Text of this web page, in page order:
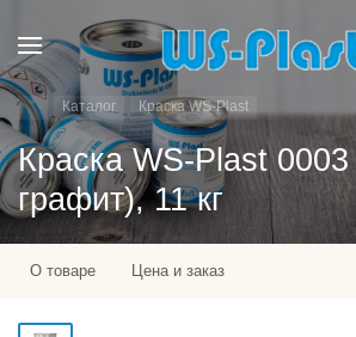
Каталог Краска WS-Plast
Краска WS-Plast
графит), 11 кг
О товаре Цена и заказ